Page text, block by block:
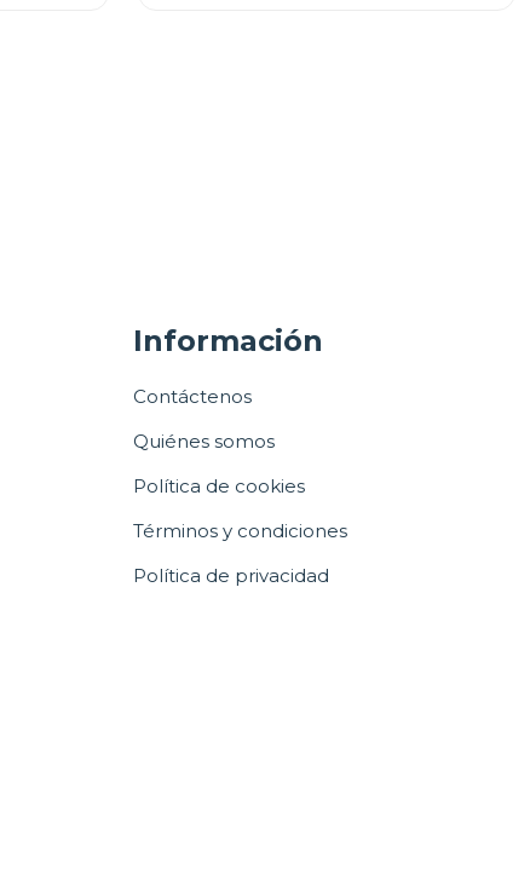
Información
Contáctenos
Quiénes somos
Política de cookies
Términos y condiciones
Política de privacidad